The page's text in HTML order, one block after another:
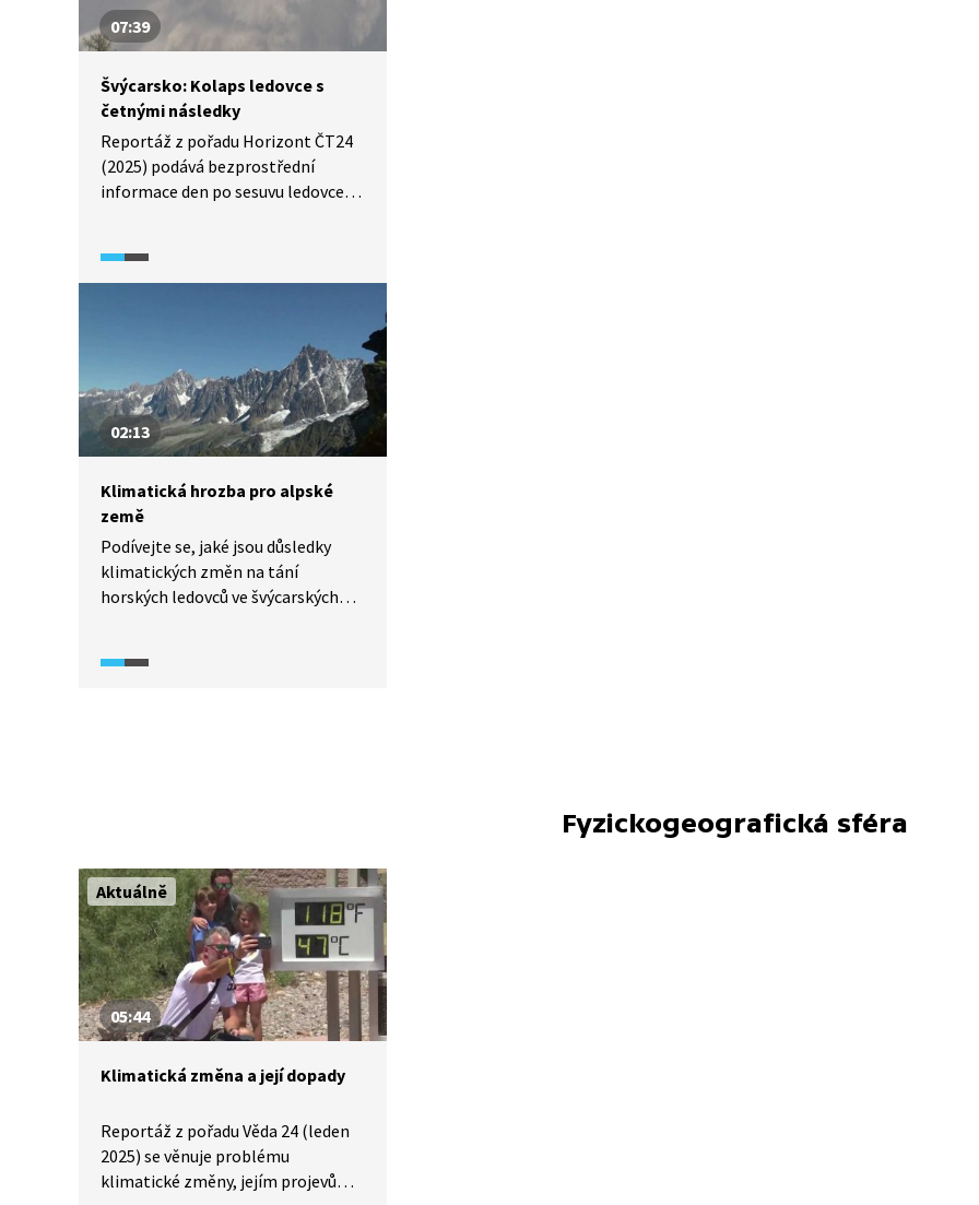
politoložka Miroslava Ferrarová.
07:39
Švýcarsko: Kolaps ledovce s
četnými následky
Reportáž z pořadu Horizont ČT24
(2025) podává bezprostřední
informace den po sesuvu ledovce
přírodní katastrofy vysvětlí Aleš
02:13
Klimatická hrozba pro alpské
země
Podívejte se, jaké jsou důsledky
klimatických změn na tání
horských ledovců ve švýcarských
ovlivňují tání ledovců ve Švýcarsku.
Fyzickogeografická sféra
Aktuálně
05:44
Klimatická změna a její dopady
Reportáž z pořadu Věda 24 (leden
2025) se věnuje problému
klimatické změny, jejím projevům